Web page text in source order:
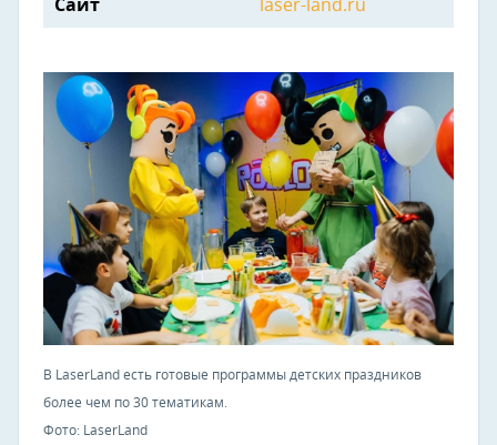
Сайт laser-land.ru
В LaserLand есть готовые программы детских праздников
более чем по 30 тематикам.
Фото: LaserLand